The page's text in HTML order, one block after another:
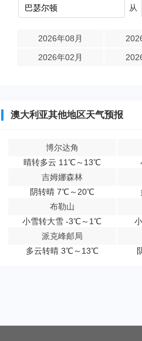
从
2026年08月
2026年02月
澳大利亚其他地区天气预报
博尔达角
晴转多云 11℃～13℃
吉姆娜森林
阴转晴 7℃～20℃
布勒山
小雪转大雪 -3℃～1℃
派克峰邮局
多云转晴 3℃～13℃